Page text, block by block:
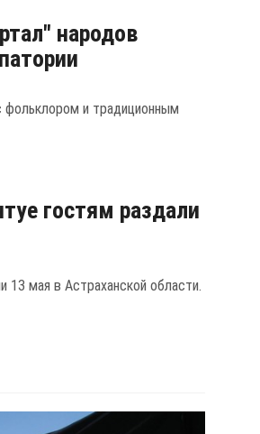
народов
фольклором и традиционным
гостям раздали
13 мая в Астраханской области.